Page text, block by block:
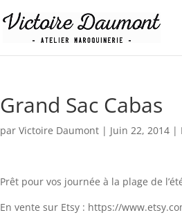
Grand Sac Cabas
parVictoire Daumont | Juin 22, 2014 |
Prêt pour vos journée à la plage de
En vente sur Etsy : https://